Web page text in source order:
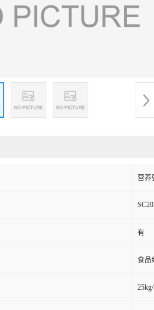
营养
有
食品